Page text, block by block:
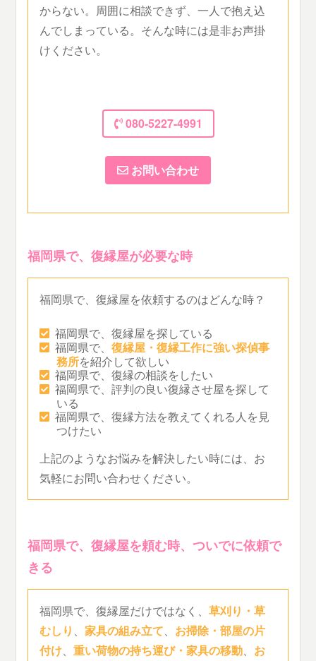
からない。周囲に相談できず、一人で抱え込
んでしまっている。そんな時には是非お声掛
けください。
080-5227-4991
お問い合わせ
福岡県で、復縁屋が必要な時
福岡県で、復縁屋を依頼するのはどんな時？
福岡県で、復縁屋を探している
福岡県で、復縁屋・復縁工作に強い探偵事
務所を紹介して欲しい
福岡県で、復縁の相談をしたい
福岡県で、評判の良い復縁させ屋を探して
いる
福岡県で、復縁方法を教えてくれる人を見
つけたい
上記のようなお悩みを解決したい時には、お
気軽にお問い合わせください。
福岡県で、復縁屋を頼む時、ついでに依頼で
きる
福岡県で、復縁屋だけではなく、草刈り・草
むしり 、家具の組み立て、 お掃除・部屋の片
付け、重い荷物の持ち運び・家具の移動、 お